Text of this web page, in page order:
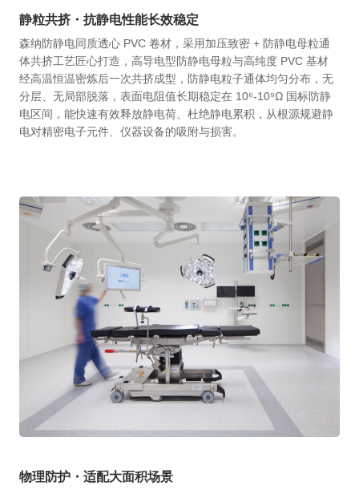
静粒共挤・抗静电性能长效稳定
森纳防静电同质透心 PVC 卷材，采用加压致密 + 防静电母粒通
体共挤工艺匠心打造，高导电型防静电母粒与高纯度 PVC 基材
经高温恒温密炼后一次共挤成型，防静电粒子通体均匀分布，无
分层、无局部脱落，表面电阻值长期稳定在 10⁶-10⁹Ω 国标防静
电区间，能快速有效释放静电荷、杜绝静电累积，从根源规避静
电对精密电子元件、仪器设备的吸附与损害。
物理防护・适配大面积场景